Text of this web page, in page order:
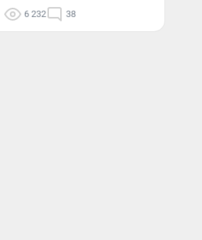
6 232 38